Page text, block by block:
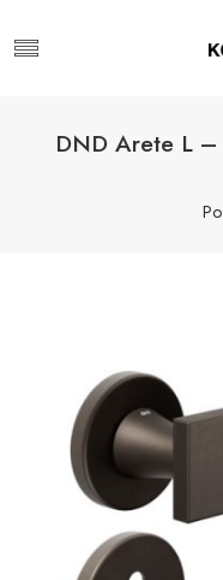
DND Arete L